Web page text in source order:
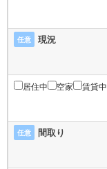
任意 現況
居住中 空家 賃貸中
任意 間取り